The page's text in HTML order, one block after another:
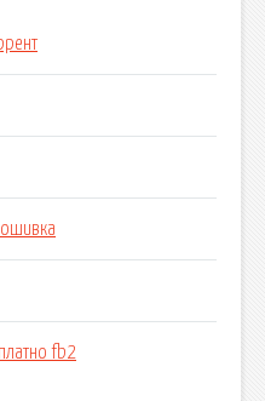
fb2